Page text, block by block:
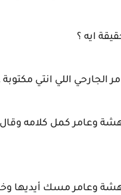
ايه ؟
الجارحي اللي انتي
وعامر كمل كلامه
وعامر مسك أيديها